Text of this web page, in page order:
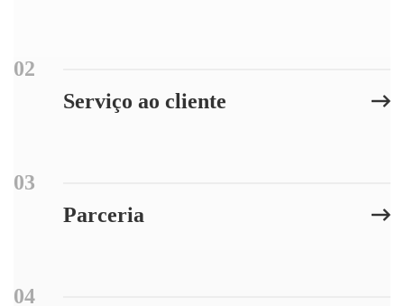
02
Serviço ao cliente
03
Parceria
04